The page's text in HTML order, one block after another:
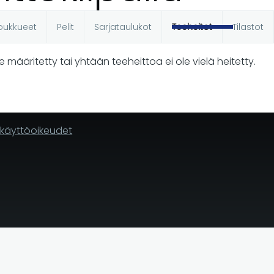
Pelit Sarjataulukot Teeheitot Tilastot
määritetty tai yhtään teeheittoa ei ole vielä heitetty.